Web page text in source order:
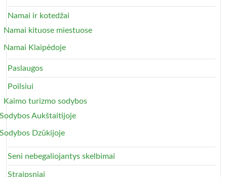
Namai ir kotedžai
Namai kituose miestuose
Namai Klaipėdoje
Paslaugos
Poilsiui
Kaimo turizmo sodybos
Sodybos Aukštaitijoje
Sodybos Dzūkijoje
Seni nebegaliojantys skelbimai
Straipsniai